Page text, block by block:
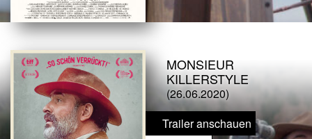
MONSIEUR
KILLERSTYLE
(26.06.2020)
Trailer anschauen